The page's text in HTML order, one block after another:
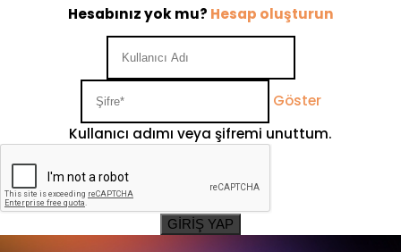
Hesabınız yok mu? Hesap oluşturun
Göster
Kullanıcı adımı veya şifremi unuttum.
GİRİŞ YAP